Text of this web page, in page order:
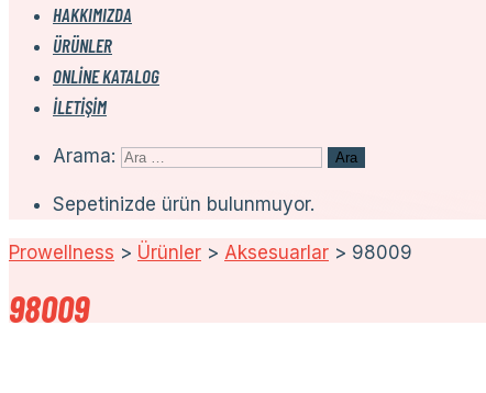
HAKKIMIZDA
ÜRÜNLER
ONLINE KATALOG
İLETIŞIM
Arama:
Sepetinizde ürün bulunmuyor.
Prowellness > Ürünler > Aksesuarlar > 98009
98009